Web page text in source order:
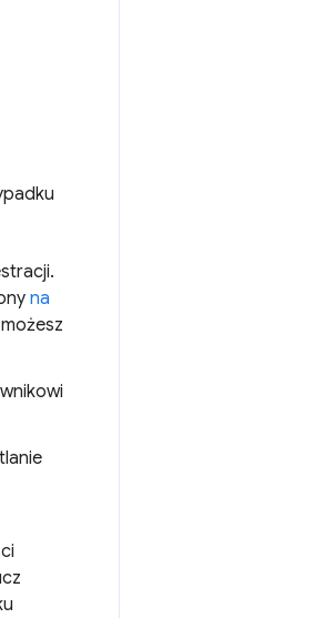
na